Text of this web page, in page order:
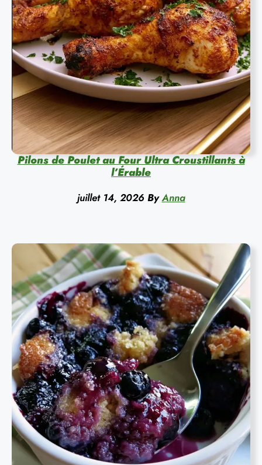
Pilons de Poulet au Four Ultra Croustillants à
l’Érable
juillet 14, 2026 By Anna